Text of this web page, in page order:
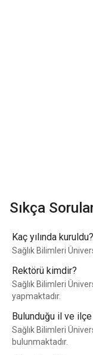
Sıkça
Kaç yılında kuruldu?
Sağlık Bilimleri
Rektörü kimdir?
Sağlık Bilimleri
yapmaktadır.
Bulunduğu il ve
Sağlık Bilimleri
bulunmaktadır.